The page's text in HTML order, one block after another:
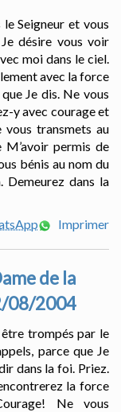
Seigneur et vous
désire vous voir
moi dans le ciel.
avec la force
Je dis. Ne vous
y avec courage et
vous transmets au
permis de
bénis au nom du
Demeurez dans la
Imprimer
de la
08/2004
trompés par le
parce que Je
dans la foi. Priez.
la force
Ne vous